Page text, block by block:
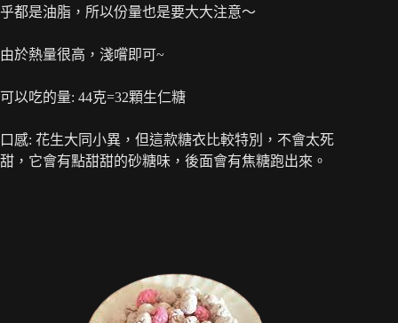
乎都是油脂，所以份量也是要大大注意～
由於熱量很高，淺嚐即可~
可以吃的量: 44克=32顆生仁糖
口感: 花生大同小異，但這款糖衣比較特別，不會太死
甜，它會有點甜甜的砂糖味，後面會有焦糖跑出來。